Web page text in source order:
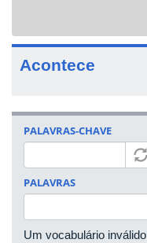
Acontece
PALAVRAS-CHAVE
PALAVRAS
Um vocabulário inválido